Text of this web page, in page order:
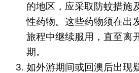
的地区，应采取防蚊措施
性药物。这些药物须在出
旅程中继续服用，直至离
期。
如外游期间或回澳后出现